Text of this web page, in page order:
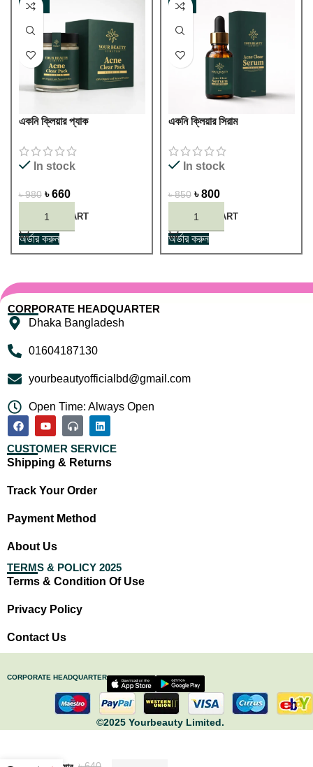
-33%
একনি ক্লিয়ার প্যাক
In stock
৳980 ৳660
ADD TO CART
অর্ডার করুন
-6%
একনি ক্লিয়ার সিরাম
In stock
৳850 ৳800
ADD TO CART
অর্ডার করুন
CORPORATE HEADQUARTER
Dhaka Bangladesh
01604187130
yourbeautyofficialbd@gmail.com
Open Time: Always Open
CUSTOMER SERVICE
Shipping & Returns
Track Your Order
Payment Method
About Us
TERMS & POLICY 2025
Terms & Condition Of Use
Privacy Policy
Contact Us
CORPORATE HEADQUARTER
©2025 Yourbeauty Limited.